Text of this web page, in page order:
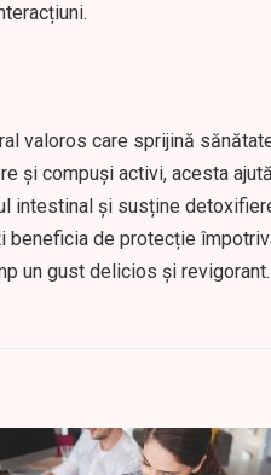
valoros care sprijină
și compuși activi, acesta
intestinal și susține
beneficia de protecție
un gust delicios și revigorant.